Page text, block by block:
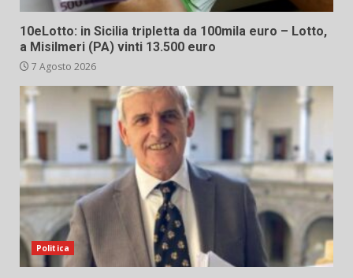
10eLotto: in Sicilia tripletta da 100mila euro – Lotto,
a Misilmeri (PA) vinti 13.500 euro
7 Agosto 2026
Politica